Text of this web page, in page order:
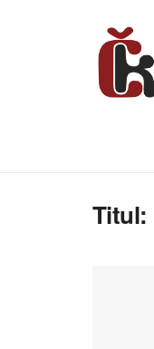
Titul: